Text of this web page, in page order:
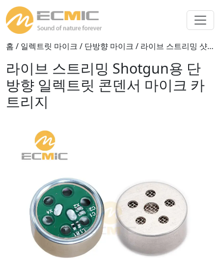
홈 / 일렉트릿 마이크 / 단방향 마이크 / 라이브 스트리밍 샷건용 단방향 전기 콘덴서 마이크 카트리지
라이브 스트리밍 Shotgun용 단
방향 일렉트릿 콘덴서 마이크 카
트리지